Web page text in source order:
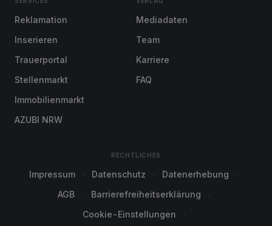
Reklamation
Inserieren
Trauerportal
Stellenmarkt
Immobilienmarkt
AZUBI NRW
Mediadaten
Team
Karriere
FAQ
RECHTLICHES
Impressum Datenschutz
Datenerhebung
AGB
Barrierefreiheitserklärung
Cookie-Einstellungen